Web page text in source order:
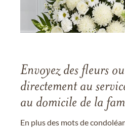
Envoyez des fleurs
directement au
au domicile de la
En plus des mots de